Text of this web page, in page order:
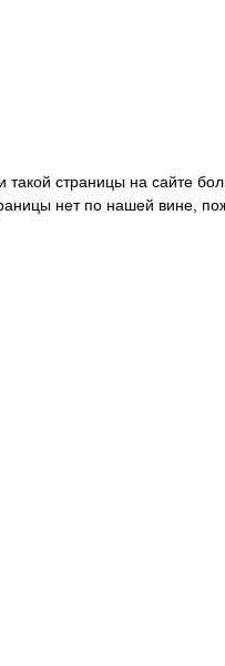
страницы на сайте
нет по нашей вине,